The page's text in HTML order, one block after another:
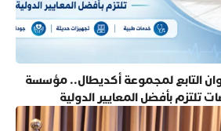
التابع لمجموعة أكديطال.. مؤسسة
بأفضل المعايير الدولية